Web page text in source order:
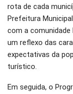
rota de cada
Prefeitura
com a
um reflexo das
expectativas da
turístico.
Em seguida, o